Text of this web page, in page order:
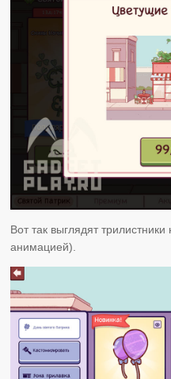
Вот так выглядят
анимацией).